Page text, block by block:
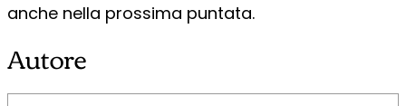
anche nella prossima puntata.
Autore